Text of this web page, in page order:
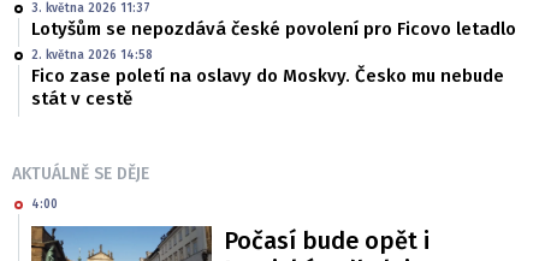
3. května 2026 11:37
Lotyšům se nepozdává české povolení pro Ficovo letadlo
2. května 2026 14:58
Fico zase poletí na oslavy do Moskvy. Česko mu nebude
stát v cestě
AKTUÁLNĚ SE DĚJE
4:00
Počasí bude opět i